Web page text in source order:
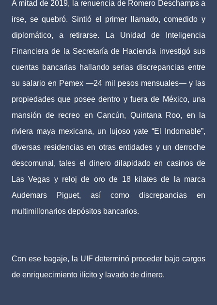
A mitad de 2019, la renuencia de Romero Deschamps a
irse, se quebró. Sintió el primer llamado, comedido y
diplomático, a retirarse. La Unidad de Inteligencia
Financiera de la Secretaría de Hacienda investigó sus
cuentas bancarias hallando serias discrepancias entre
su salario en Pemex —24 mil pesos mensuales— y las
propiedades que posee dentro y fuera de México, una
mansión de recreo en Cancún, Quintana Roo, en la
riviera maya mexicana, un lujoso yate “El Indomable”,
diversas residencias en otras entidades y un derroche
descomunal, tales el dinero dilapidado en casinos de
Las Vegas y reloj de oro de 18 kilates de la marca
Audemars Piguet, así como discrepancias en
multimillonarios depósitos bancarios.
Con ese bagaje, la UIF determinó proceder bajo cargos
de enriquecimiento ilícito y lavado de dinero.